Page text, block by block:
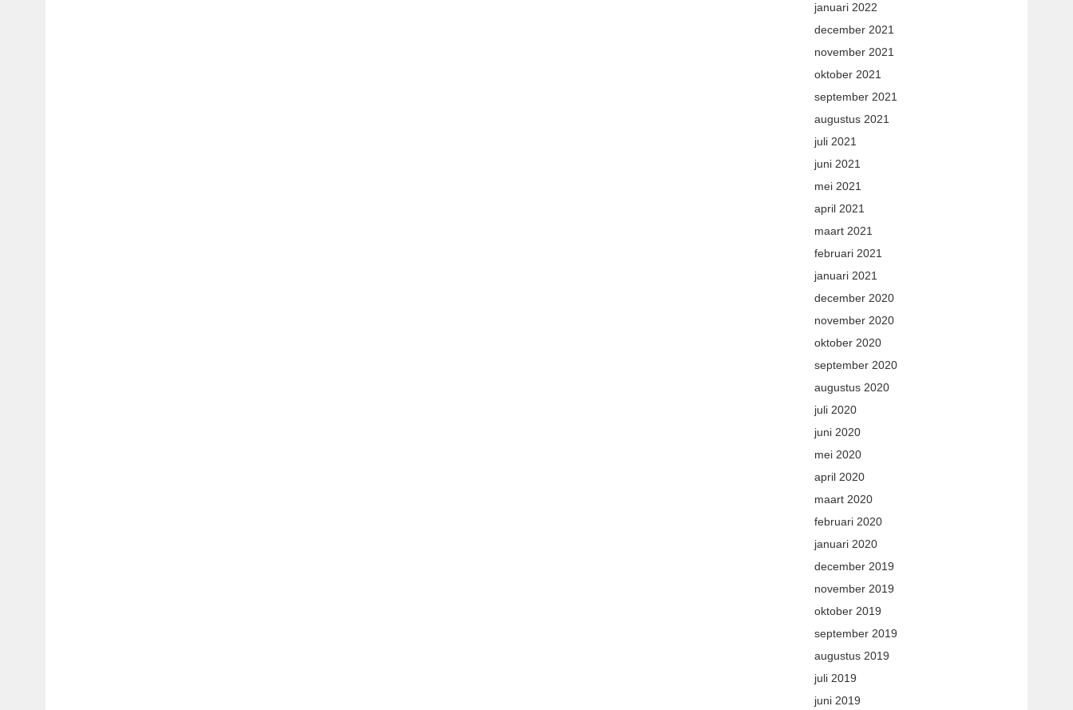
januari 2022
december 2021
november 2021
oktober 2021
september 2021
augustus 2021
juli 2021
juni 2021
mei 2021
april 2021
maart 2021
februari 2021
januari 2021
december 2020
november 2020
oktober 2020
september 2020
augustus 2020
juli 2020
juni 2020
mei 2020
april 2020
maart 2020
februari 2020
januari 2020
december 2019
november 2019
oktober 2019
september 2019
augustus 2019
juli 2019
juni 2019